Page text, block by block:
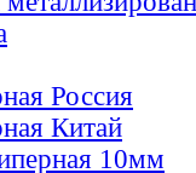
Россия
Китай
10мм